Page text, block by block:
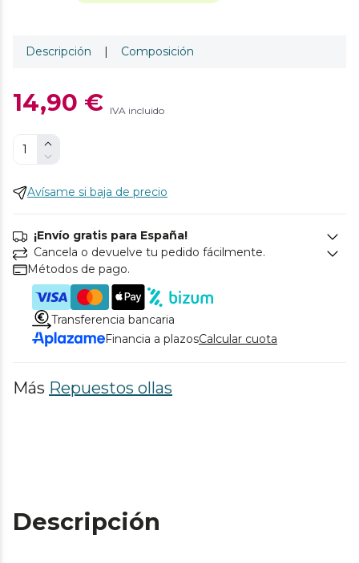
Descripción | Composición
14,90 € IVA incluido
Avísame si baja de precio
¡Envío gratis para España!
Cancela o devuelve tu pedido fácilmente.
Métodos de pago.
Transferencia bancaria
Financia a plazosCalcular cuota
Más Repuestos ollas
Descripción